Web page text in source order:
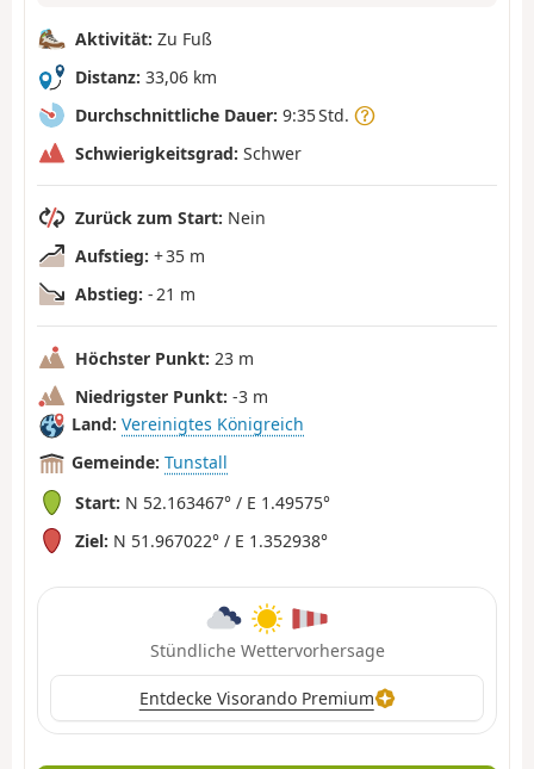
Aktivität: Zu Fuß
Distanz: 33,06 km
Durchschnittliche Dauer: 9:35 Std.
Schwierigkeitsgrad: Schwer
Zurück zum Start: Nein
Aufstieg: + 35 m
Abstieg: - 21 m
Höchster Punkt: 23 m
Niedrigster Punkt: -3 m
Land: Vereinigtes Königreich
Gemeinde: Tunstall
Start: N 52.163467° / E 1.49575°
Ziel: N 51.967022° / E 1.352938°
Stündliche Wettervorhersage
Entdecke Visorando Premium